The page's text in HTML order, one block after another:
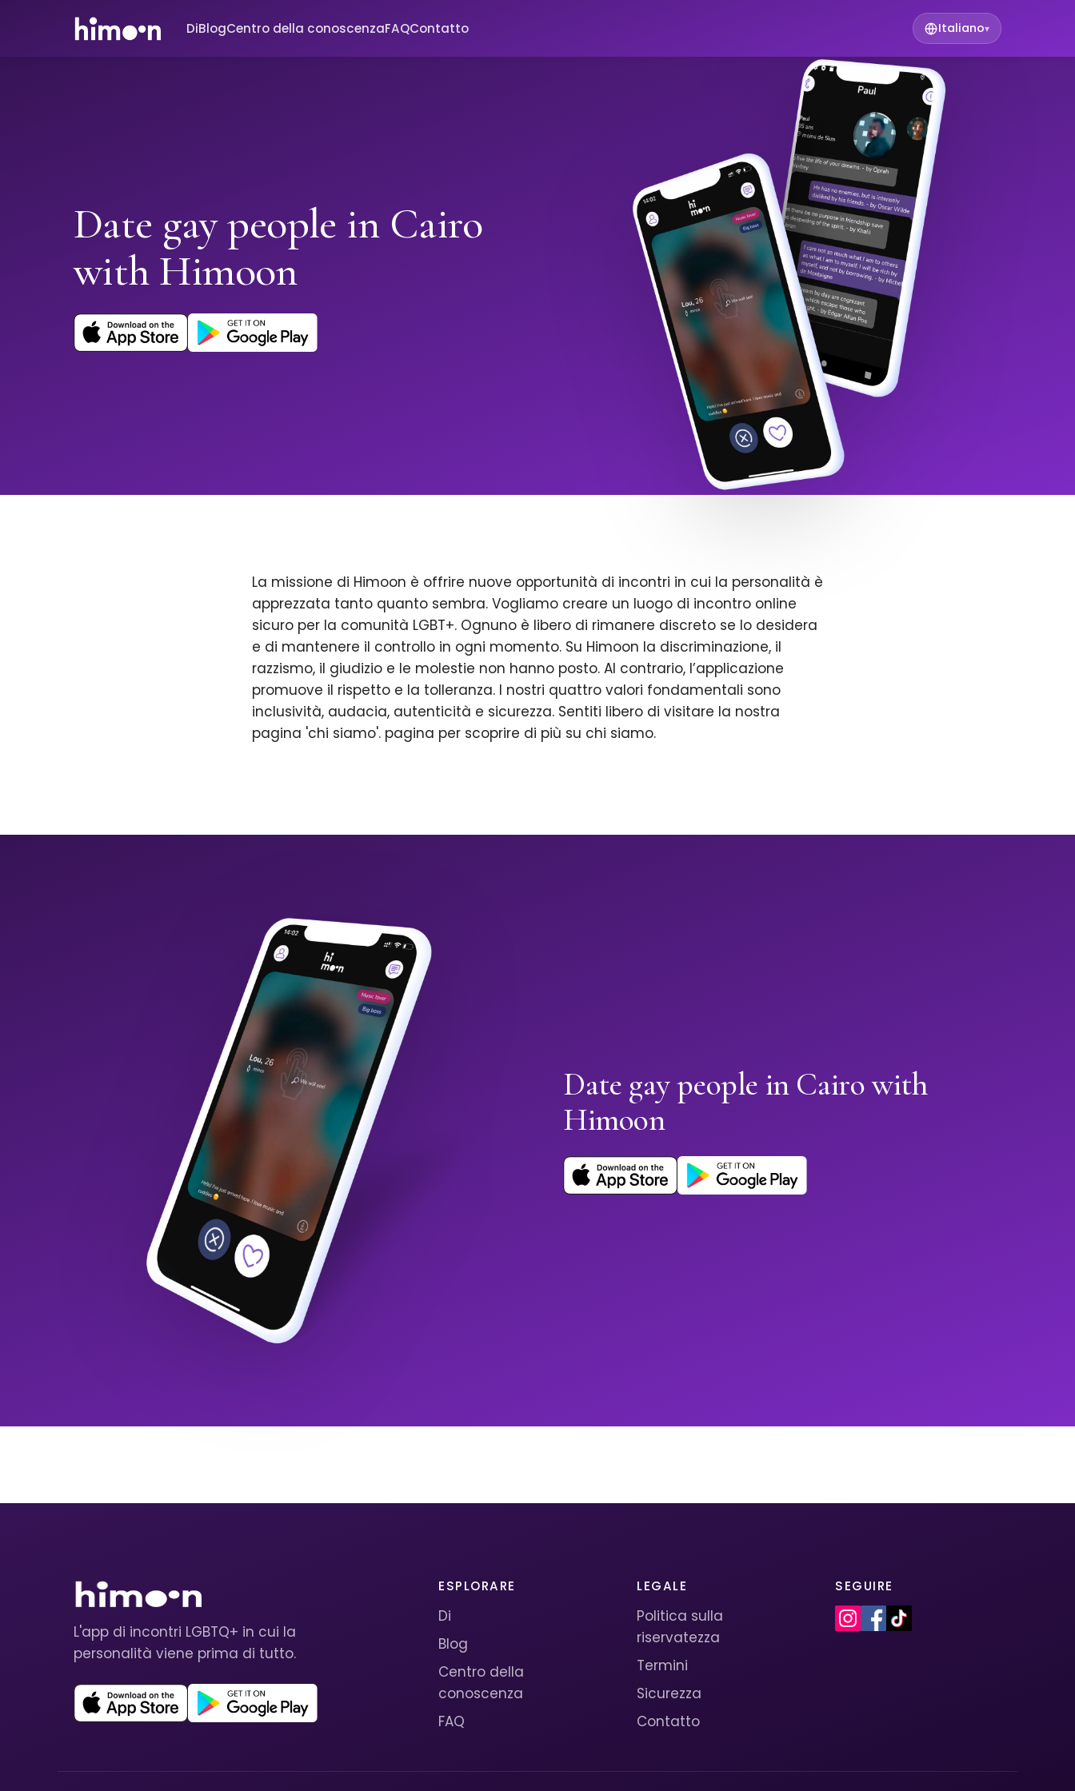
DiBlogCentro della conoscenzaFAQContatto Italiano▾
Date gay people in Cairo
with Himoon
La missione di Himoon è offrire nuove opportunità di incontri in cui la personalità è
apprezzata tanto quanto sembra. Vogliamo creare un luogo di incontro online
sicuro per la comunità LGBT+. Ognuno è libero di rimanere discreto se lo desidera
e di mantenere il controllo in ogni momento. Su Himoon la discriminazione, il
razzismo, il giudizio e le molestie non hanno posto. Al contrario, l’applicazione
promuove il rispetto e la tolleranza. I nostri quattro valori fondamentali sono
inclusività, audacia, autenticità e sicurezza. Sentiti libero di visitare la nostra
pagina 'chi siamo'. pagina per scoprire di più su chi siamo.
Date gay people in Cairo with
Himoon
L'app di incontri LGBTQ+ in cui la
personalità viene prima di tutto.
ESPLORARE
Di
Blog
Centro della
conoscenza
FAQ
LEGALE
Politica sulla
riservatezza
Termini
Sicurezza
Contatto
SEGUIRE